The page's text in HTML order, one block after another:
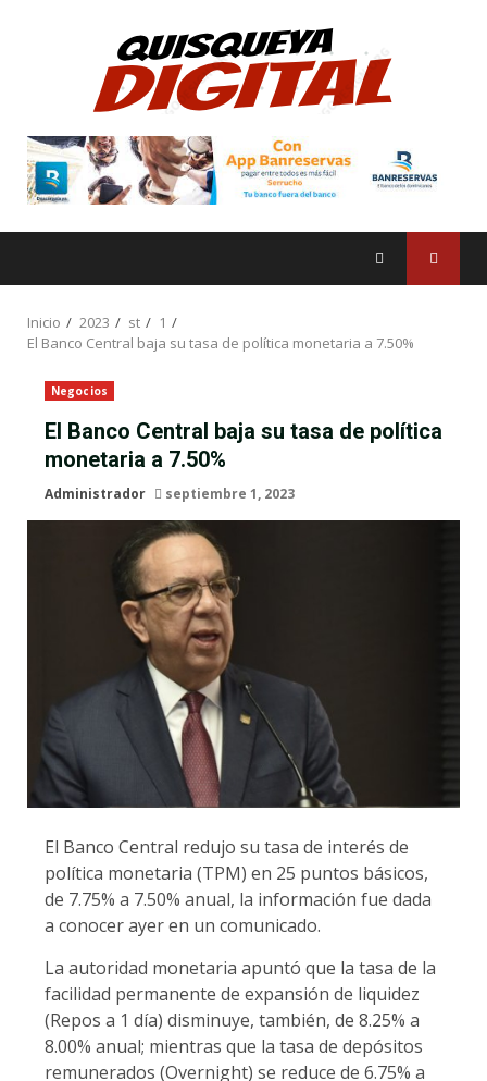
Inicio 2023 st
1
El Banco Central baja su tasa de política monetaria a 7.50%
Negocios
El Banco Central baja su tasa de política
monetaria a 7.50%
Administrador septiembre 1, 2023
El Banco Central redujo su tasa de interés de
política monetaria (TPM) en 25 puntos básicos,
de 7.75% a 7.50% anual, la información fue dada
a conocer ayer en un comunicado.
La autoridad monetaria apuntó que la tasa de la
facilidad permanente de expansión de liquidez
(Repos a 1 día) disminuye, también, de 8.25% a
8.00% anual; mientras que la tasa de depósitos
remunerados (Overnight) se reduce de 6.75% a